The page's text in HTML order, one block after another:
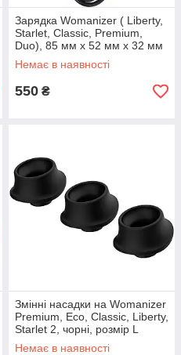
Зарядка Womanizer ( Liberty,
Starlet, Classic, Premium,
Duo), 85 мм x 52 мм x 32 мм
Немає в наявності
550 ₴
Змінні насадки на Womanizer
Premium, Eco, Classic, Liberty,
Starlet 2, чорні, розмір L
Немає в наявності